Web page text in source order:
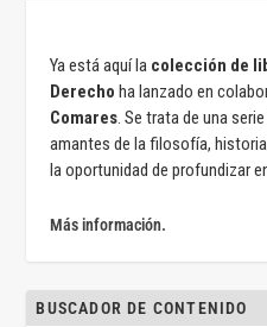
Ya está aquí la colección de
Derecho ha lanzado en
Comares. Se trata de una
amantes de la filosofía,
la oportunidad de profundizar
Más información.
BUSCADOR DE CONTENIDO